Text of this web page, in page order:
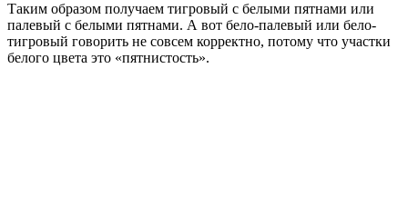
Таким образом получаем тигровый с белыми пятнами или
палевый с белыми пятнами. А вот бело-палевый или бело-
тигровый говорить не совсем корректно, потому что участки
белого цвета это «пятнистость».